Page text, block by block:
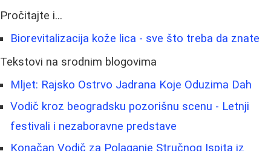
Pročitajte i...
Biorevitalizacija kože lica - sve što treba da znate
Tekstovi na srodnim blogovima
Mljet: Rajsko Ostrvo Jadrana Koje Oduzima Dah
Vodič kroz beogradsku pozorišnu scenu - Letnji
festivali i nezaboravne predstave
Konačan Vodič za Polaganje Stručnog Ispita iz